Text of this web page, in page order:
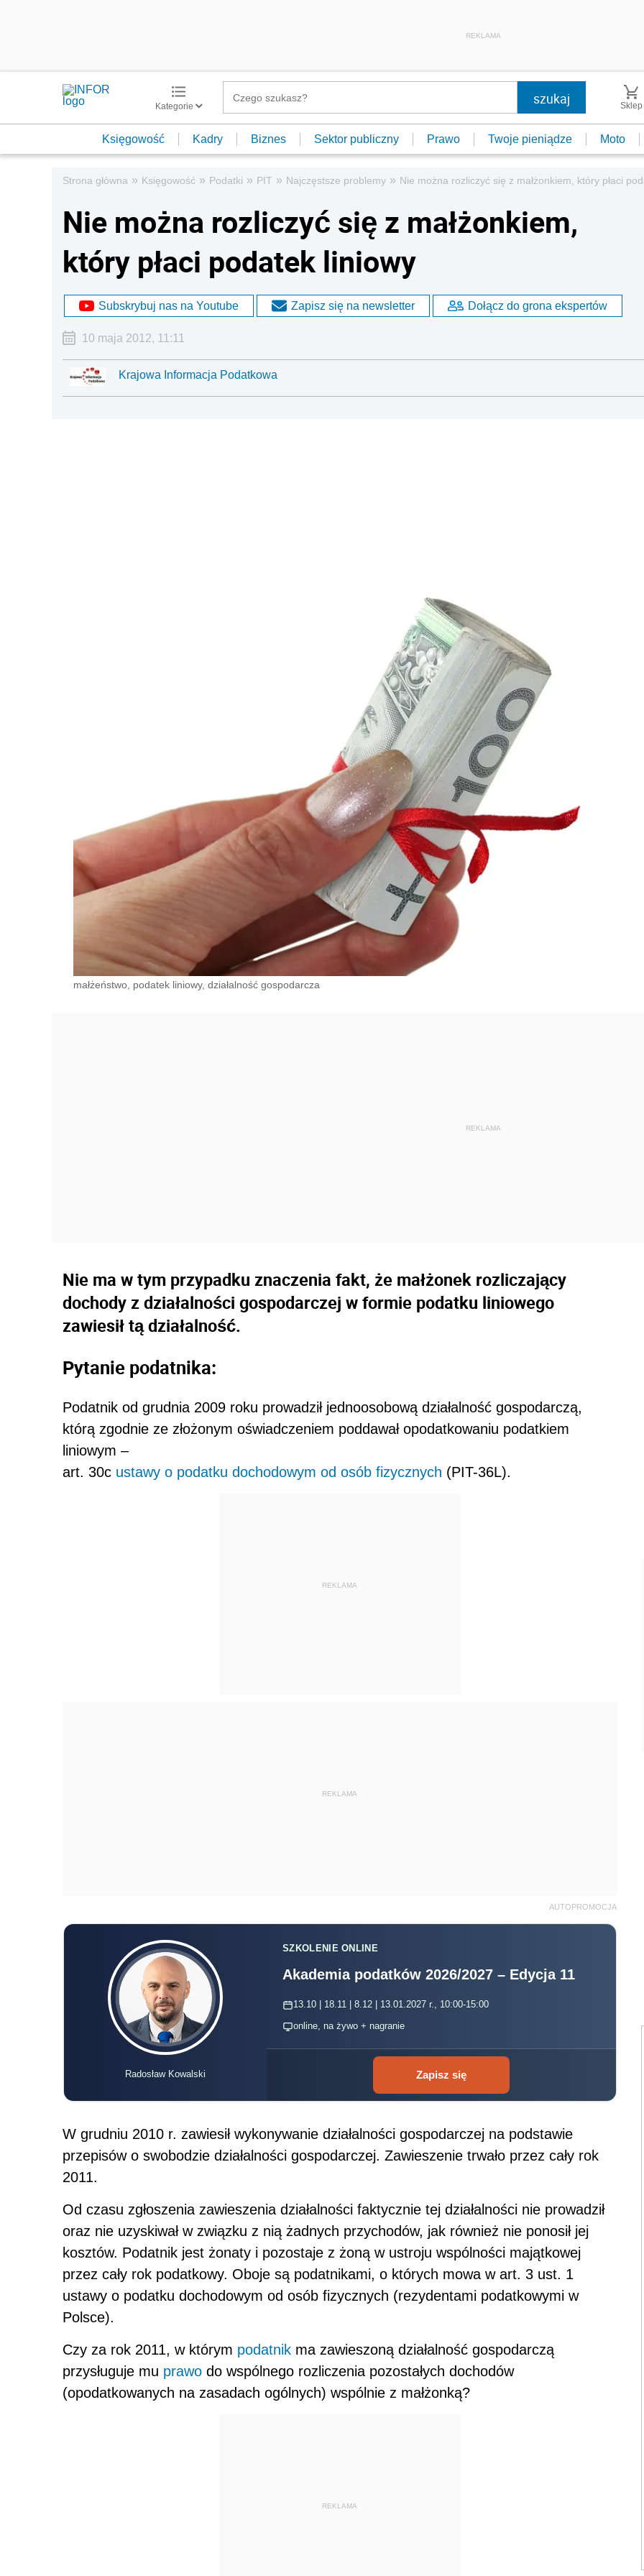
REKLAMA
Kategorie Sklep
Księgowość Kadry Biznes Sektor publiczny Prawo Twoje pieniądze Moto
Strona główna » Księgowość » Podatki » PIT » Najczęstsze problemy » Nie można rozliczyć się z małżonkiem, który płaci
Nie można rozliczyć się z małżonkiem,
który płaci podatek liniowy
Subskrybuj nas na Youtube Zapisz się na newsletter Dołącz do grona ekspertów
10 maja 2012, 11:11
Krajowa Informacja Podatkowa
małżeństwo, podatek liniowy, działalność gospodarcza
Nie ma w tym przypadku znaczenia fakt, że małżonek rozliczający
dochody z działalności gospodarczej w formie podatku liniowego
zawiesił tą działalność.
Pytanie podatnika:
Podatnik od grudnia 2009 roku prowadził jednoosobową działalność gospodarczą,
którą zgodnie ze złożonym oświadczeniem poddawał opodatkowaniu podatkiem
liniowym –
art. 30c ustawy o podatku dochodowym od osób fizycznych (PIT-36L).
REKLAMA
REKLAMA
AUTOPROMOCJA
Radosław Kowalski
SZKOLENIE ONLINE
Akademia podatków 2026/2027 – Edycja 11
13.10 | 18.11 | 8.12 | 13.01.2027 r., 10:00-15:00
online, na żywo + nagranie
Zapisz się
W grudniu 2010 r. zawiesił wykonywanie działalności gospodarczej na podstawie
przepisów o swobodzie działalności gospodarczej. Zawieszenie trwało przez cały rok
2011.
Od czasu zgłoszenia zawieszenia działalności faktycznie tej działalności nie prowadził
oraz nie uzyskiwał w związku z nią żadnych przychodów, jak również nie ponosił jej
kosztów. Podatnik jest żonaty i pozostaje z żoną w ustroju wspólności majątkowej
przez cały rok podatkowy. Oboje są podatnikami, o których mowa w art. 3 ust. 1
ustawy o podatku dochodowym od osób fizycznych (rezydentami podatkowymi w
Polsce).
Czy za rok 2011, w którym podatnik ma zawieszoną działalność gospodarczą
przysługuje mu prawo do wspólnego rozliczenia pozostałych dochodów
(opodatkowanych na zasadach ogólnych) wspólnie z małżonką?
REKLAMA